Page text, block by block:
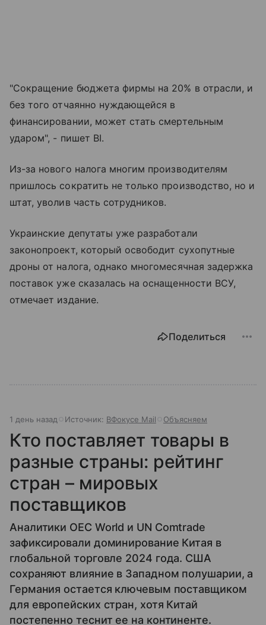
"Сокращение бюджета фирмы на 20% в отрасли, и
без того отчаянно нуждающейся в
финансировании, может стать смертельным
ударом", - пишет BI.
Из-за нового налога многим производителям
пришлось сократить не только производство, но и
штат, уволив часть сотрудников.
Украинские депутаты уже разработали
законопроект, который освободит сухопутные
дроны от налога, однако многомесячная задержка
поставок уже сказалась на оснащенности ВСУ,
отмечает издание.
Поделиться
1 день назад Источник: ВФокусе Mail Объясняем
Кто поставляет товары в
разные страны: рейтинг
стран – мировых
поставщиков
Аналитики OEC World и UN Comtrade
зафиксировали доминирование Китая в
глобальной торговле 2024 года. США
сохраняют влияние в Западном полушарии, а
Германия остается ключевым поставщиком
для европейских стран, хотя Китай
постепенно теснит ее на континенте.